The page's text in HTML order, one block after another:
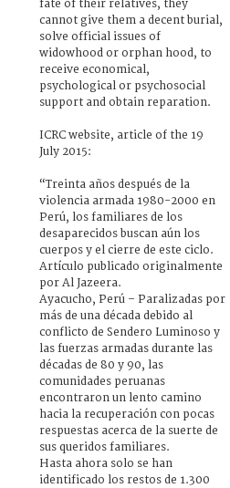
fate of their relatives, they
cannot give them a decent burial,
solve official issues of
widowhood or orphan hood, to
receive economical,
psychological or psychosocial
support and obtain reparation.
ICRC website, article of the 19
July 2015:
“Treinta años después de la
violencia armada 1980-2000 en
Perú, los familiares de los
desaparecidos buscan aún los
cuerpos y el cierre de este ciclo.
Artículo publicado originalmente
por Al Jazeera.
Ayacucho, Perú – Paralizadas por
más de una década debido al
conflicto de Sendero Luminoso y
las fuerzas armadas durante las
décadas de 80 y 90, las
comunidades peruanas
encontraron un lento camino
hacia la recuperación con pocas
respuestas acerca de la suerte de
sus queridos familiares.
Hasta ahora solo se han
identificado los restos de 1.300